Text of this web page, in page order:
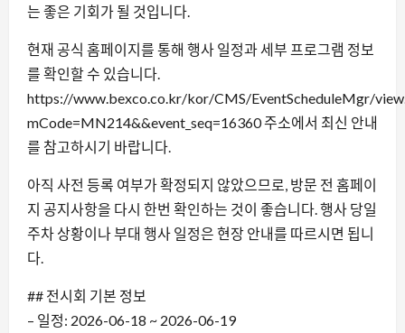
는 좋은 기회가 될 것입니다.
현재 공식 홈페이지를 통해 행사 일정과 세부 프로그램 정보
를 확인할 수 있습니다.
https://www.bexco.co.kr/kor/CMS/EventScheduleMgr/
mCode=MN214&&event_seq=16360 주소에서 최신 안내
를 참고하시기 바랍니다.
아직 사전 등록 여부가 확정되지 않았으므로, 방문 전 홈페이
지 공지사항을 다시 한번 확인하는 것이 좋습니다. 행사 당일
주차 상황이나 부대 행사 일정은 현장 안내를 따르시면 됩니
다.
## 전시회 기본 정보
– 일정: 2026-06-18 ~ 2026-06-19